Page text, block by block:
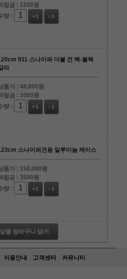
립금 : 1200원
량 :
+1 -1
911 스나이퍼 더블 건 백-블랙
라
품가 :48,000원
립금 : 1000원
량 :
+1 -1
스나이퍼건용 알루미늄 케이스
품가 : 150,000원
립금 :3500원
량 :
+1 -1
품 장바구니 담기
이용안내 고객센터 커뮤니티